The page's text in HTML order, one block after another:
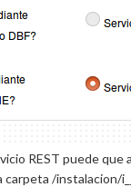
REST puede
/instalacion/